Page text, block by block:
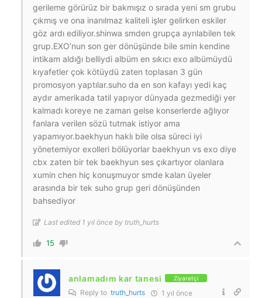
gerileme görürüz bir bakmışız o sırada yeni sm grubu
çıkmış ve ona inanılmaz kaliteli işler gelirken eskiler
göz ardı ediliyor.shinwa smden grupça ayrılabilen tek
grup.EXO’nun son ger dönüşünde bile smin kendine
intikam aldığı belliydi albüm en sıkıcı exo albümüydü
kıyafetler çok kötüydü zaten toplasan 3 gün
promosyon yaptılar.suho da en son kafayı yedi kaç
aydır amerikada tatil yapıyor dünyada gezmediği yer
kalmadı koreye ne zaman gelse konserlerde ağlıyor
fanlara verilen sözü tutmak istiyor ama
yapamıyor.baekhyun haklı bile olsa süreci iyi
yönetemiyor exolleri bölüyorlar baekhyun vs exo diye
cbx zaten bir tek baekhyun ses çıkartıyor olanlara
xumin chen hiç konuşmuyor smde kalan üyeler
arasında bir tek suho grup geri dönüşünden
bahsediyor
Last edited 1 yıl önce by truth_hurts
15
anlamadım kar tanesi Ziyaretçi
Reply to truth_hurts 1 yıl önce